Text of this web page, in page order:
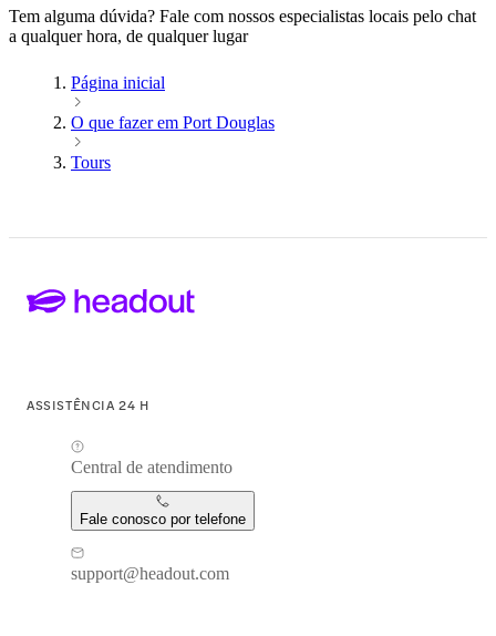
Tem alguma dúvida? Fale com nossos especialistas locais pelo chat
a qualquer hora, de qualquer lugar
Página inicial
O que fazer em Port Douglas
Tours
ASSISTÊNCIA 24 H
Central de atendimento
Fale conosco por telefone
support@headout.com